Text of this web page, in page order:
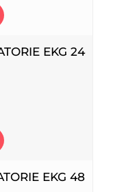
EKG 24
EKG 48